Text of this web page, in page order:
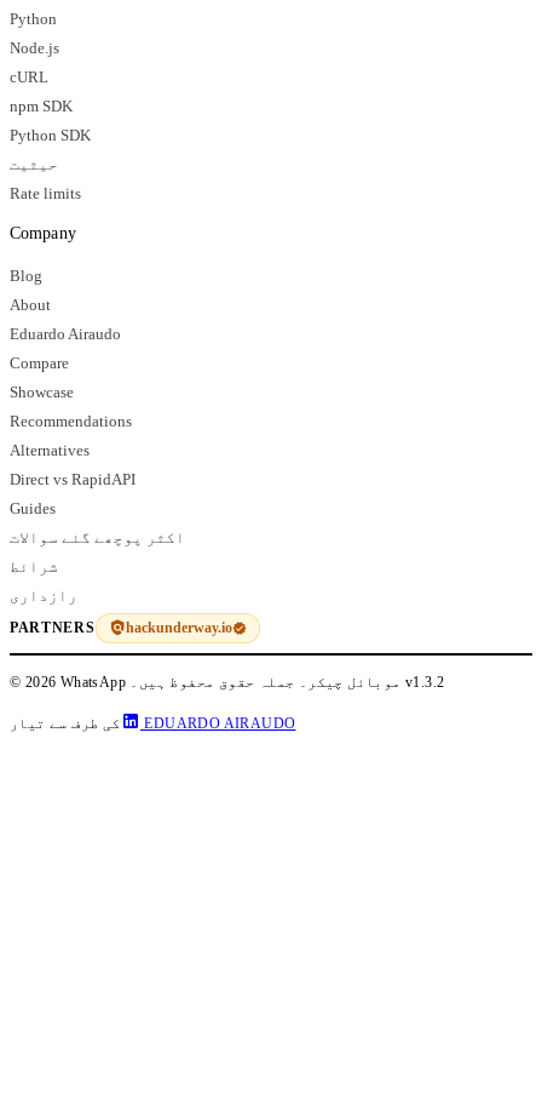
Python
Node.js
cURL
npm SDK
Python SDK
حیثیت
Rate limits
Company
Blog
About
Eduardo Airaudo
Compare
Showcase
Recommendations
Alternatives
Direct vs RapidAPI
Guides
اکثر پوچھے گئے سوالات
شرائط
رازداری
PARTNERS hackunderway.io
© 2026 WhatsApp موبائل چیکر۔ جملہ حقوق محفوظ ہیں۔v1.3.2
کی طرف سے تیار EDUARDO AIRAUDO